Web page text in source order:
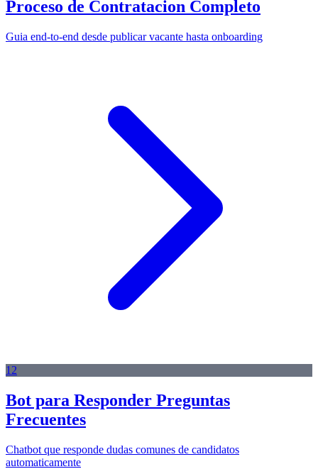
Proceso de Contratacion Completo
Guia end-to-end desde publicar vacante hasta onboarding
12
Bot para Responder Preguntas
Frecuentes
Chatbot que responde dudas comunes de candidatos
automaticamente